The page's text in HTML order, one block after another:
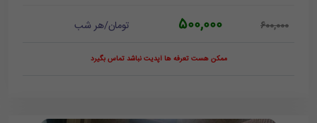
600,000
500,000 تومان/هر شب
ممکن هست تعرفه ها آپدیت نباشد تماس بگیرد